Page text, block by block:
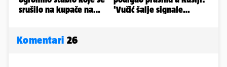
Komentari 26